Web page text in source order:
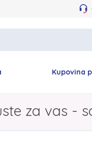
Kupovina
za vas -